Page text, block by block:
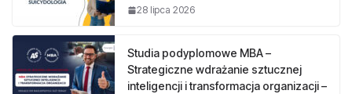
28 lipca 2026
Studia podyplomowe MBA –
Strategiczne wdrażanie sztucznej
inteligencji i transformacja organizacji –